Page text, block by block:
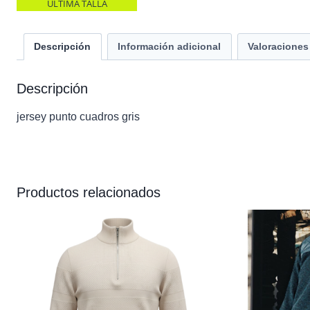
ULTIMA TALLA
Descripción Información adicional
Descripción
jersey punto cuadros gris
Productos relacionados